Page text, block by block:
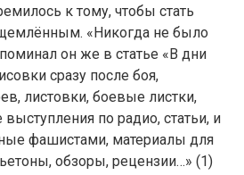
к тому, чтобы стать
«Никогда не было
он же в статье «В дни
сразу после боя,
листовки, боевые листки,
по радио, статьи, и
фашистами, материалы для
обзоры, рецензии…» (1)